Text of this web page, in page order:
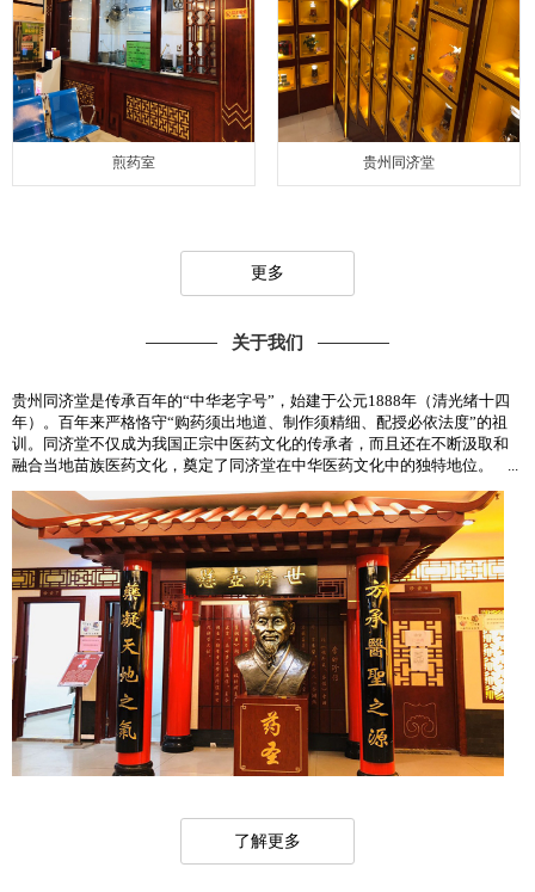
煎药室 贵州同济堂
更多
关于我们
贵州同济堂是传承百年的“中华老字号”，始建于公元1888年（清光绪十四
年）。百年来严格恪守“购药须出地道、制作须精细、配授必依法度”的祖
训。同济堂不仅成为我国正宗中医药文化的传承者，而且还在不断汲取和
融合当地苗族医药文化，奠定了同济堂在中华医药文化中的独特地位。 ...
了解更多